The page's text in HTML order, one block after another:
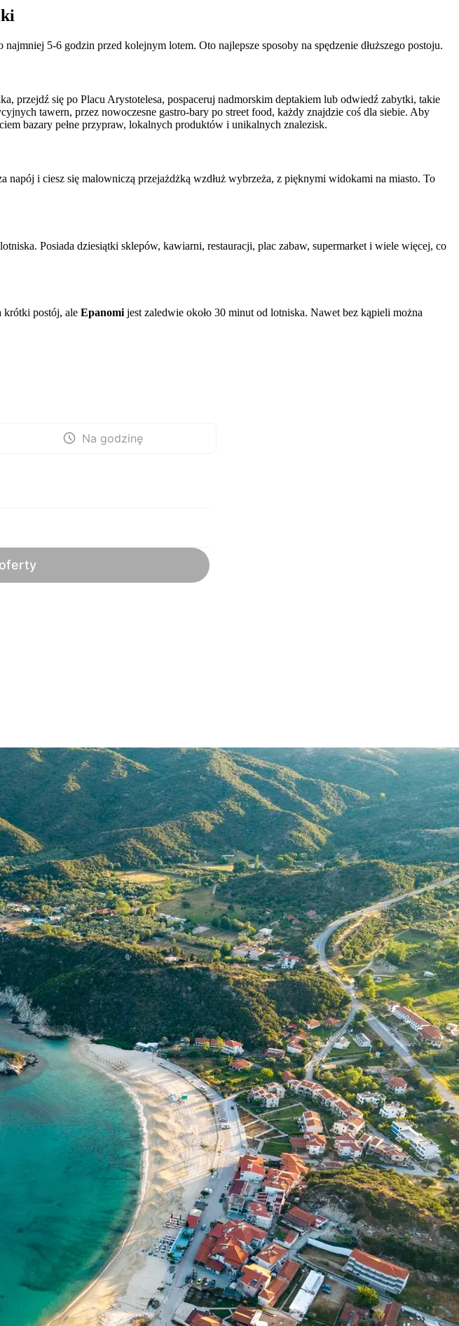
5-6 godzin przed kolejnym lotem. Oto najlepsze sposoby na spędzenie dłuższego postoju.
przejdź się po Placu Arystotelesa, pospaceruj nadmorskim deptakiem lub odwiedź zabytki, takie
tawern, przez nowoczesne gastro-bary po street food, każdy znajdzie coś dla siebie. Aby
bazary pełne przypraw, lokalnych produktów i unikalnych znalezisk.
i ciesz się malowniczą przejażdżką wzdłuż wybrzeża, z pięknymi widokami na miasto. To
Posiada dziesiątki sklepów, kawiarni, restauracji, plac zabaw, supermarket i wiele więcej, co
krótki postój, ale Epanomi jest zaledwie około 30 minut od lotniska. Nawet bez kąpieli można